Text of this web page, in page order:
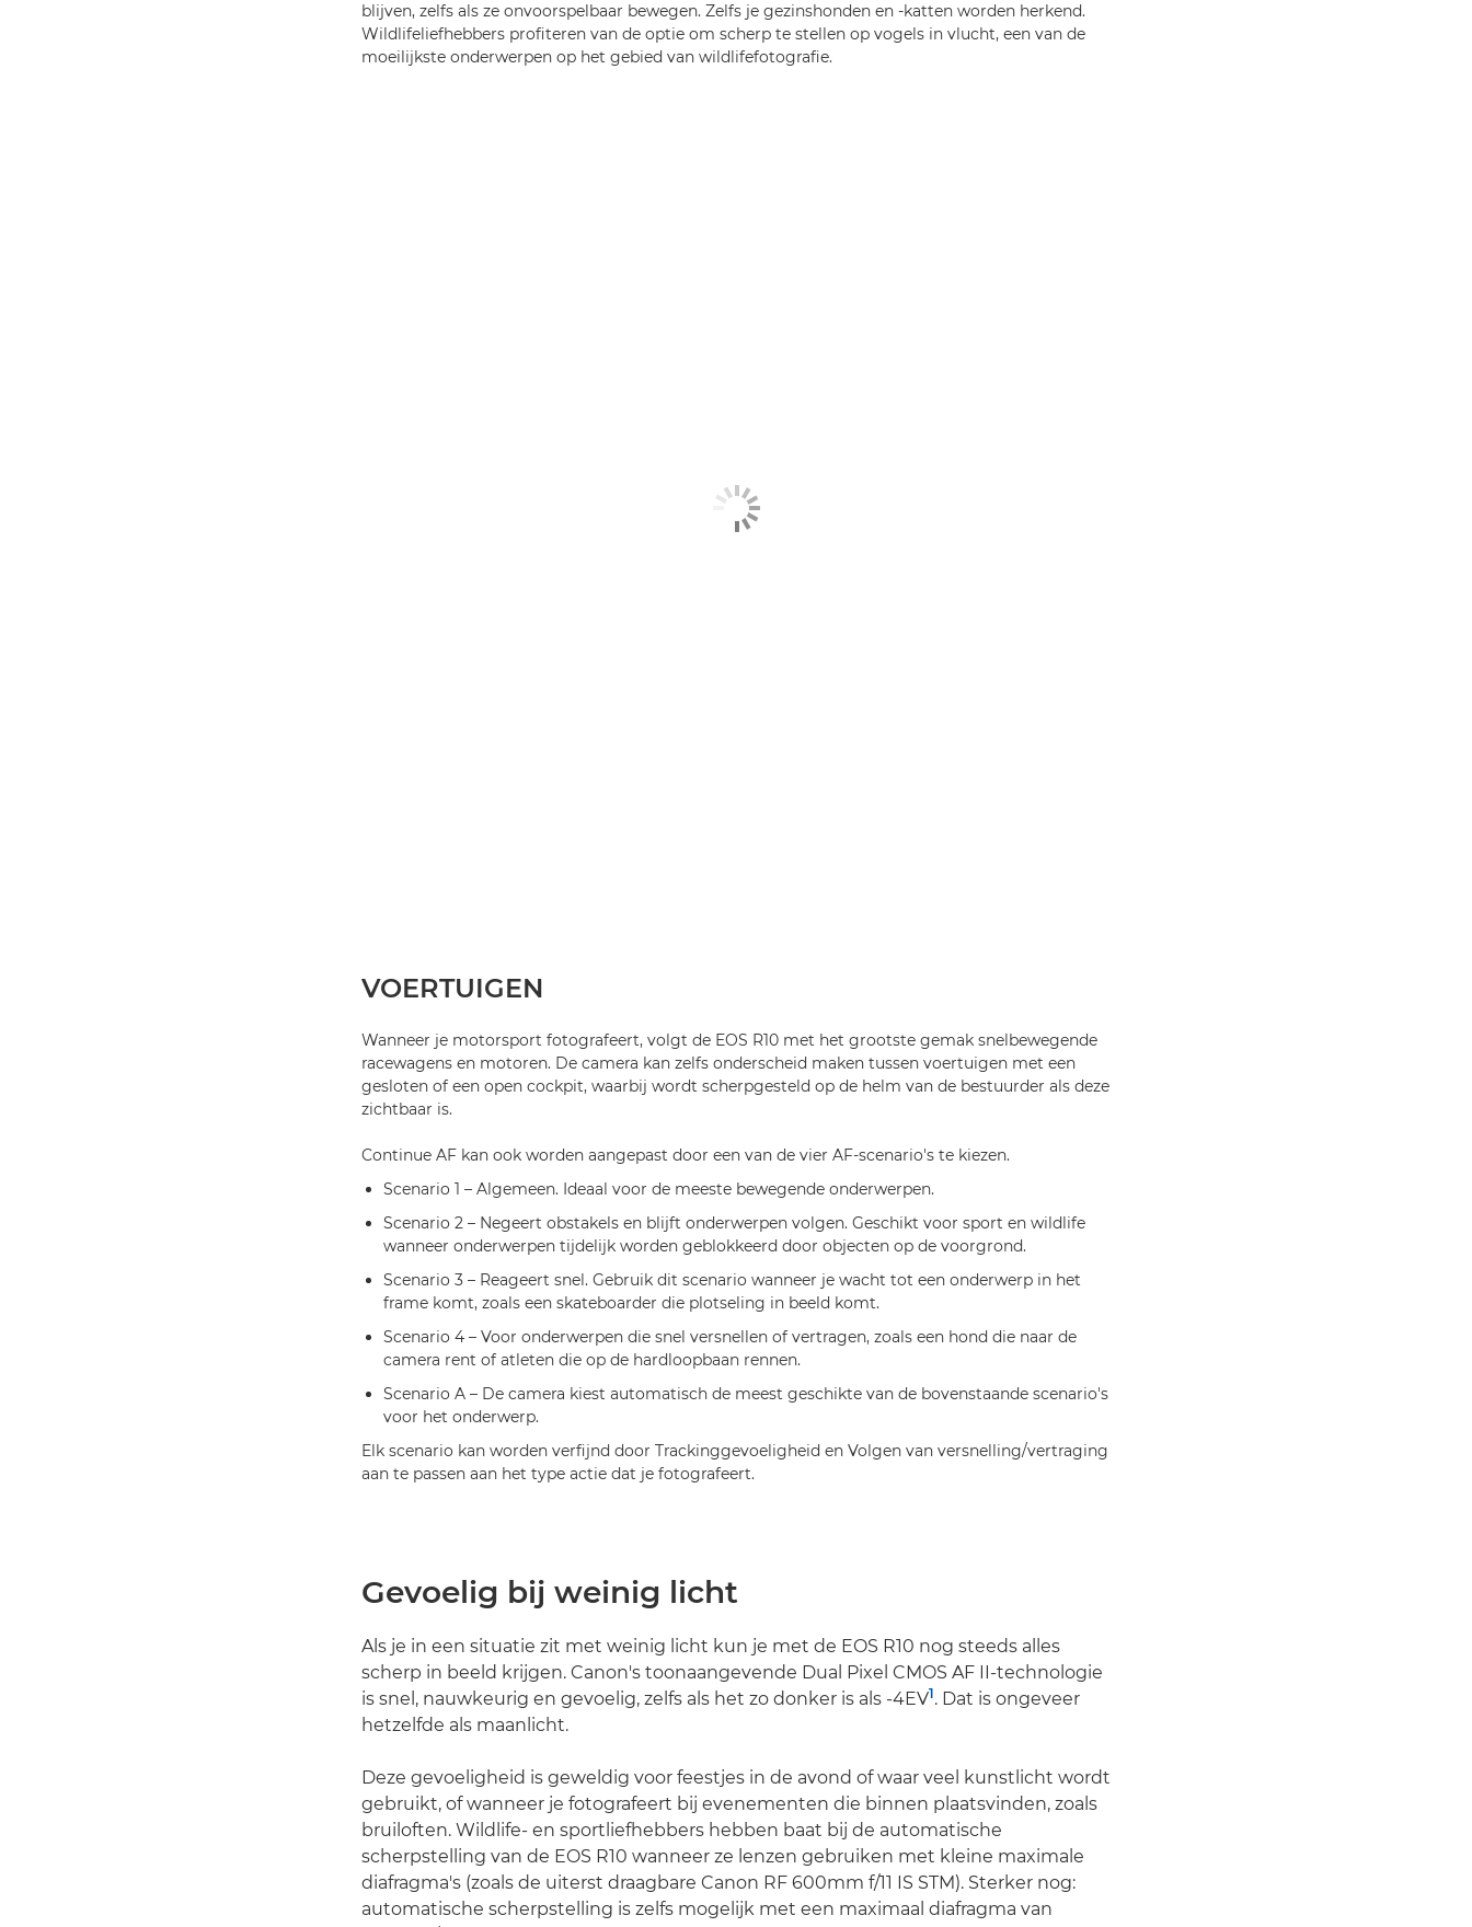
blijven, zelfs als ze onvoorspelbaar bewegen. Zelfs je gezinshonden en -katten worden herkend.
Wildlifeliefhebbers profiteren van de optie om scherp te stellen op vogels in vlucht, een van de
moeilijkste onderwerpen op het gebied van wildlifefotografie.
VOERTUIGEN
Wanneer je motorsport fotografeert, volgt de EOS R10 met het grootste gemak snelbewegende
racewagens en motoren. De camera kan zelfs onderscheid maken tussen voertuigen met een
gesloten of een open cockpit, waarbij wordt scherpgesteld op de helm van de bestuurder als deze
zichtbaar is.
Continue AF kan ook worden aangepast door een van de vier AF-scenario's te kiezen.
Scenario 1 – Algemeen. Ideaal voor de meeste bewegende onderwerpen.
Scenario 2 – Negeert obstakels en blijft onderwerpen volgen. Geschikt voor sport en wildlife
wanneer onderwerpen tijdelijk worden geblokkeerd door objecten op de voorgrond.
Scenario 3 – Reageert snel. Gebruik dit scenario wanneer je wacht tot een onderwerp in het
frame komt, zoals een skateboarder die plotseling in beeld komt.
Scenario 4 – Voor onderwerpen die snel versnellen of vertragen, zoals een hond die naar de
camera rent of atleten die op de hardloopbaan rennen.
Scenario A – De camera kiest automatisch de meest geschikte van de bovenstaande scenario's
voor het onderwerp.
Elk scenario kan worden verfijnd door Trackinggevoeligheid en Volgen van versnelling/vertraging
aan te passen aan het type actie dat je fotografeert.
Gevoelig bij weinig licht
Als je in een situatie zit met weinig licht kun je met de EOS R10 nog steeds alles
scherp in beeld krijgen. Canon's toonaangevende Dual Pixel CMOS AF II-technologie
is snel, nauwkeurig en gevoelig, zelfs als het zo donker is als -4EV1. Dat is ongeveer
hetzelfde als maanlicht.
Deze gevoeligheid is geweldig voor feestjes in de avond of waar veel kunstlicht wordt
gebruikt, of wanneer je fotografeert bij evenementen die binnen plaatsvinden, zoals
bruiloften. Wildlife- en sportliefhebbers hebben baat bij de automatische
scherpstelling van de EOS R10 wanneer ze lenzen gebruiken met kleine maximale
diafragma's (zoals de uiterst draagbare Canon RF 600mm f/11 IS STM). Sterker nog:
automatische scherpstelling is zelfs mogelijk met een maximaal diafragma van